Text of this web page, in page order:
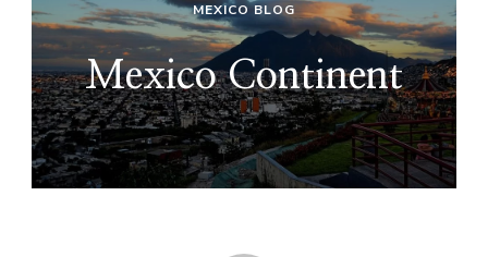
MEXICO BLOG
Mexico Continent